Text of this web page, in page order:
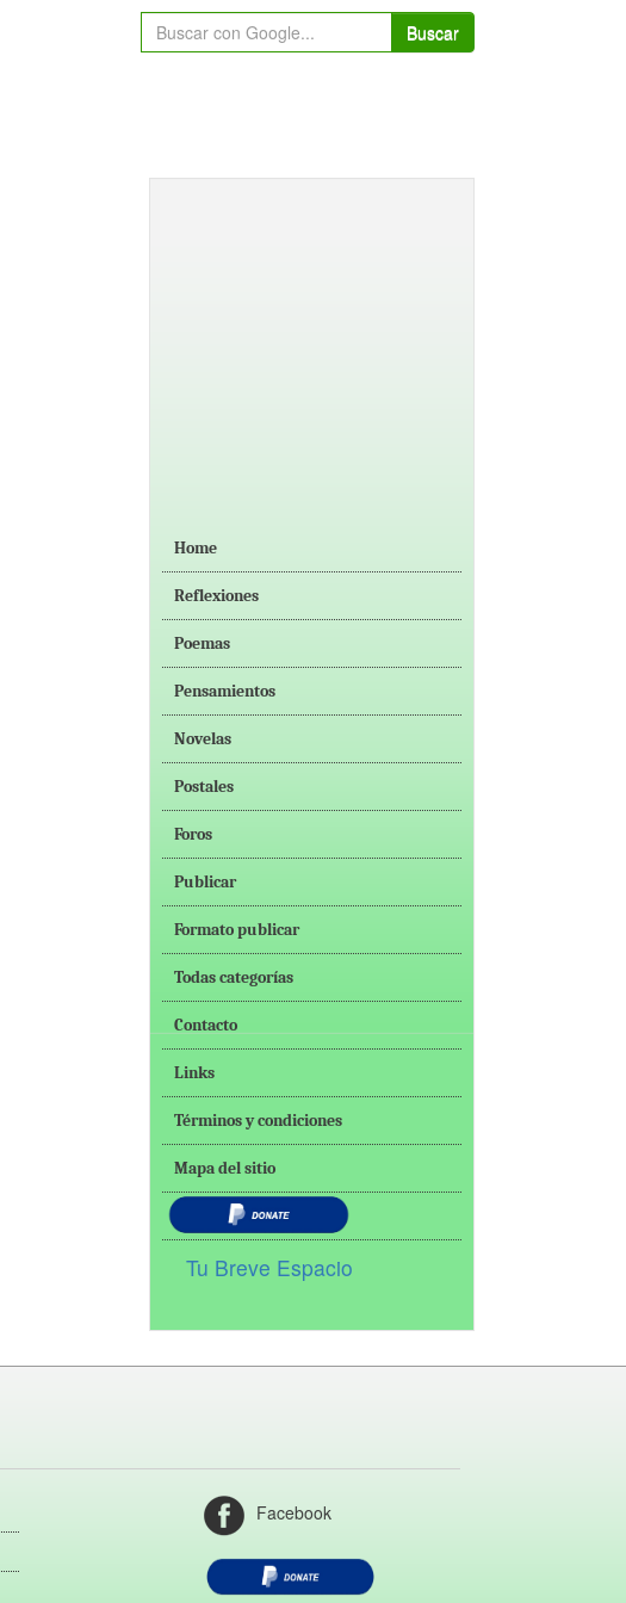
Buscar
Home
Reflexiones
Poemas
Pensamientos
Novelas
Postales
Foros
Publicar
Formato publicar
Todas categorías
Contacto
Links
Términos y condiciones
Mapa del sitio
Tu Breve Espacio
Facebook